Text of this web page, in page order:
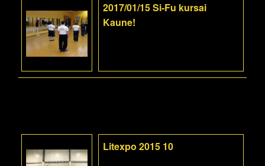
2017/01/15 Si-Fu kursai
Kaune!
Litexpo 2015 10